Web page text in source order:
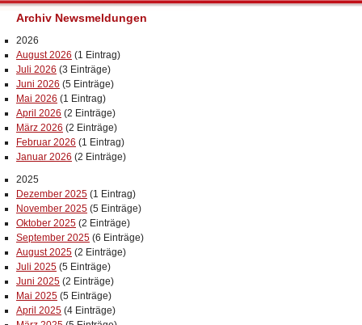
Archiv Newsmeldungen
2026
August 2026 (1 Eintrag)
Juli 2026 (3 Einträge)
Juni 2026 (5 Einträge)
Mai 2026 (1 Eintrag)
April 2026 (2 Einträge)
März 2026 (2 Einträge)
Februar 2026 (1 Eintrag)
Januar 2026 (2 Einträge)
2025
Dezember 2025 (1 Eintrag)
November 2025 (5 Einträge)
Oktober 2025 (2 Einträge)
September 2025 (6 Einträge)
August 2025 (2 Einträge)
Juli 2025 (5 Einträge)
Juni 2025 (2 Einträge)
Mai 2025 (5 Einträge)
April 2025 (4 Einträge)